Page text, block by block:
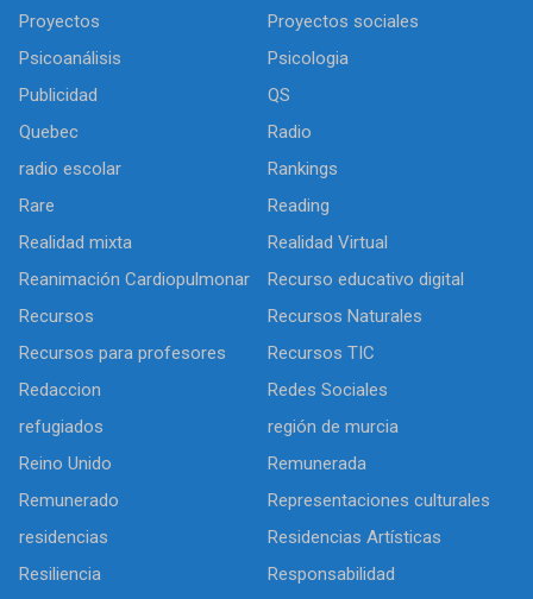
Proyectos
Proyectos sociales
Psicoanálisis
Psicologia
Publicidad
QS
Quebec
Radio
radio escolar
Rankings
Rare
Reading
Realidad mixta
Realidad Virtual
Reanimación Cardiopulmonar
Recurso educativo digital
Recursos
Recursos Naturales
Recursos para profesores
Recursos TIC
Redaccion
Redes Sociales
refugiados
región de murcia
Reino Unido
Remunerada
Remunerado
Representaciones culturales
residencias
Residencias Artísticas
Resiliencia
Responsabilidad